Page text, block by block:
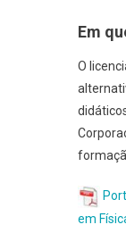
Em
O
em